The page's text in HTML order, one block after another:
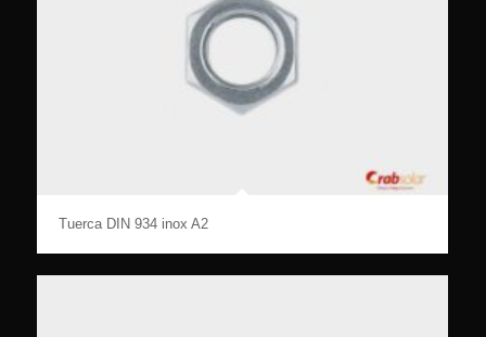
Tuerca DIN 934 inox A2